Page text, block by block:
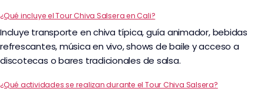
¿Qué incluye el Tour Chiva Salsera en Cali?
Incluye transporte en chiva típica, guía animador, bebidas
refrescantes, música en vivo, shows de baile y acceso a
discotecas o bares tradicionales de salsa.
¿Qué actividades se realizan durante el Tour Chiva Salsera?